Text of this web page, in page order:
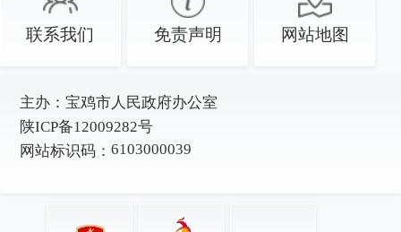
联系我们 免责声明 网站地图
主办： 宝鸡市人民政府办公室
陕ICP备12009282号
网站标识码： 6103000039